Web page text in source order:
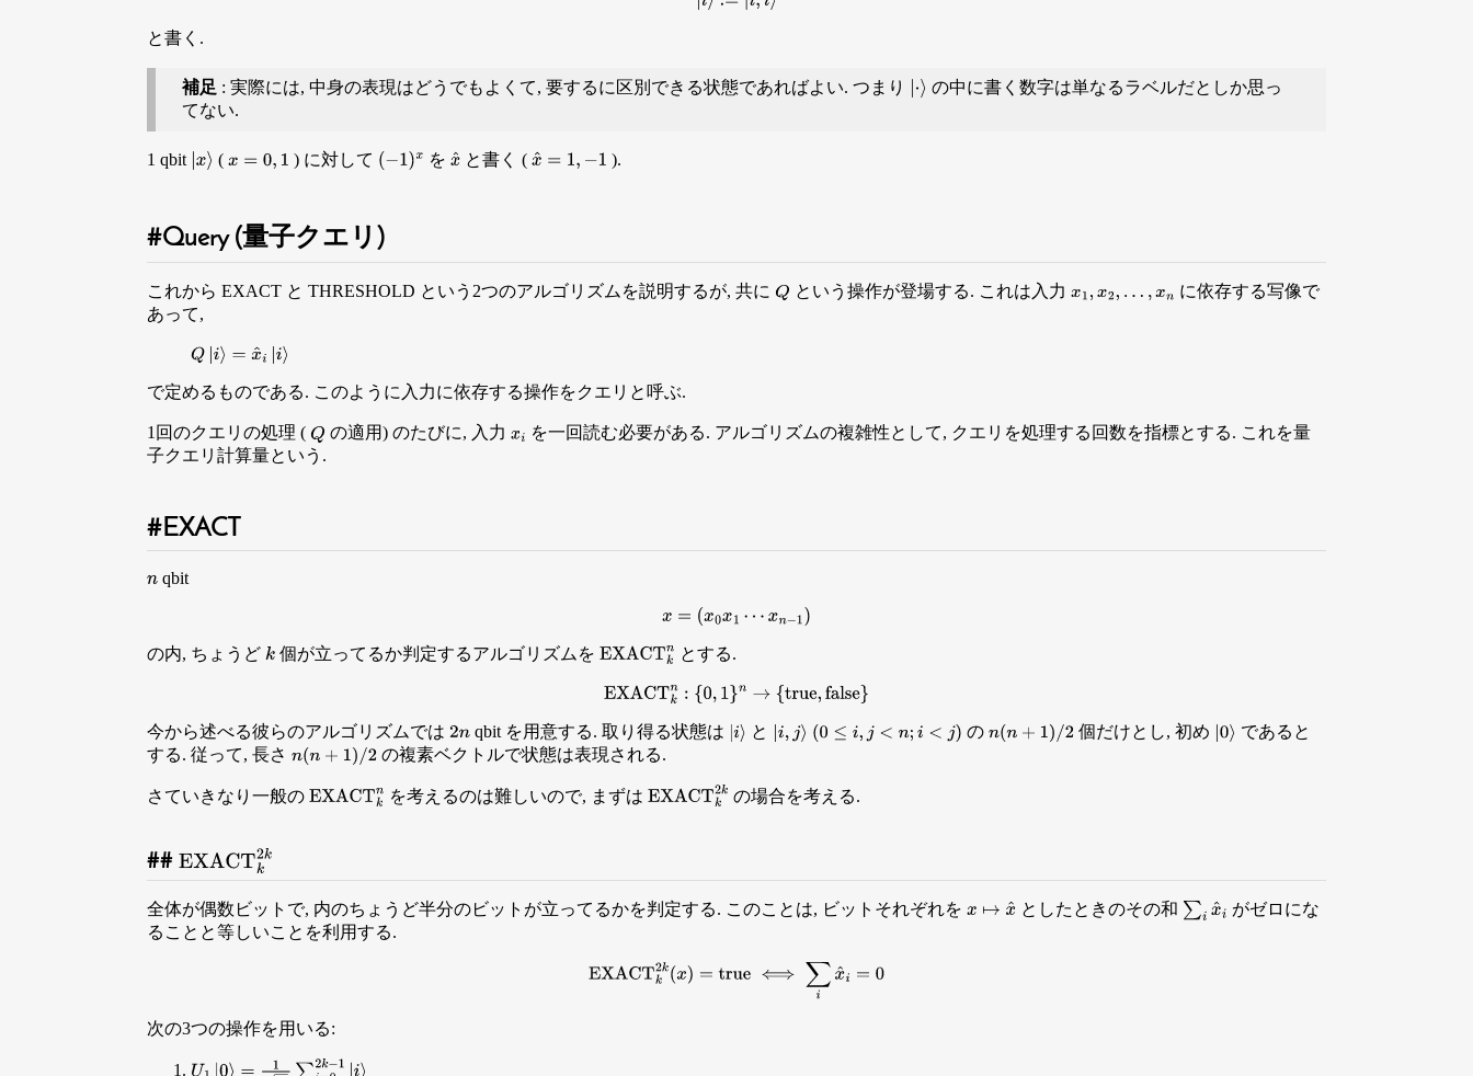
と書く.
補足 : 実際には, 中身の表現はどうでもよくて, 要するに区別できる状態であればよい. つまり ⋅⟩ の中に書く数字は単なるラベルだとしか思っ
てない.
1 qbit x⟩ ( x=0, 1 ) に対して (−1)x を x^と書く (x^=1,− 1 ).
Query (量子クエリ)
これから EXACT と THRESHOLD という2つのアルゴリズムを説明するが, 共に Q という操作が登場する. これは入力 x1 ,x2,… , x n
に依存する写像で
あって,
Q| ⟩= x^ |i⟩
で定めるものである. このように入力に依存する操作をクエリと呼ぶ.
1回のクエリの処理 ( Q の適用) のたびに, 入力 xi を一回読む必要がある. アルゴリズムの複雑性として, クエリを処理する回数を指標とする. これを量
子クエリ計算量という.
EXACT
n qbit
x= (x0x1⋯xn−1)
の内, ちょうど k 個が立ってるか判定するアルゴリズムをEXACTkn とする.
EXACT k n :{0,1}n →{true,false}
今から述べる彼らのアルゴリズムでは 2nqbit を用意する. 取り得る状態は i⟩ と i,j ⟩ (0≤i,j <n ;i <j) のn(n+ 1) 2 個だけとし, 初め 0⟩ であると
する. 従って, 長さn(n+ 1) 2 の複素ベクトルで状態は表現される.
さていきなり一般のEXACTkn を考えるのは難しいので, まずはEXACTk2kの場合を考える.
EXACTk2k
全体が偶数ビットで, 内のちょうど半分のビットが立ってるかを判定する. このことは, ビットそれぞれをx↦x^ としたときのその和 ∑ ix ^i
がゼロにな
ることと等しいことを利用する.
EXACTk 2k( x)=true⟺∑ x^ i=0
次の3つの操作を用いる: